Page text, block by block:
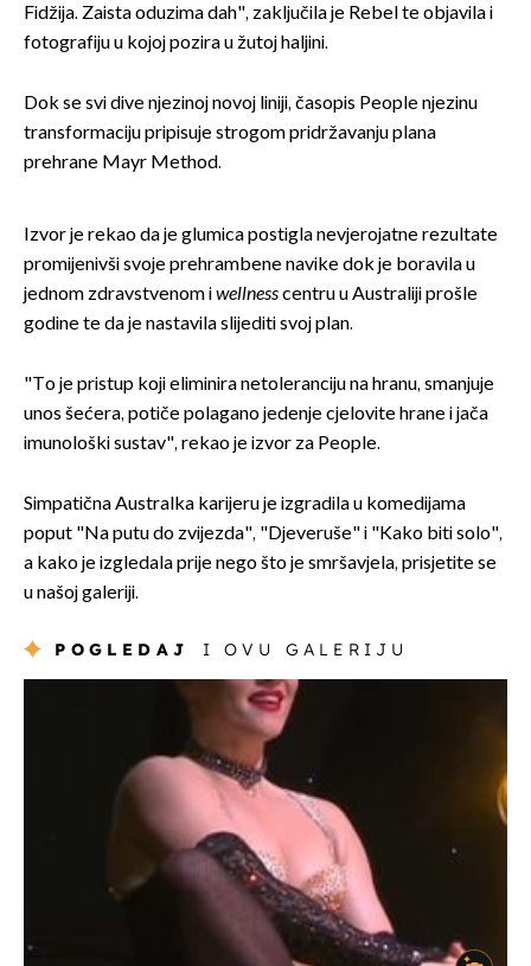
Fidžija. Zaista oduzima dah", zaključila je Rebel te objavila i
fotografiju u kojoj pozira u žutoj haljini.
Dok se svi dive njezinoj novoj liniji, časopis People njezinu
transformaciju pripisuje strogom pridržavanju plana
prehrane Mayr Method.
Izvor je rekao da je glumica postigla nevjerojatne rezultate
promijenivši svoje prehrambene navike dok je boravila u
jednom zdravstvenom iwellnesscentru u Australiji prošle
godine te da je nastavila slijediti svoj plan.
"To je pristup koji eliminira netoleranciju na hranu, smanjuje
unos šećera, potiče polagano jedenje cjelovite hrane i jača
imunološki sustav", rekao je izvor za People.
Simpatična Australka karijeru je izgradila u komedijama
poput "Na putu do zvijezda", "Djeveruše" i "Kako biti solo",
a kako je izgledala prije nego što je smršavjela, prisjetite se
u našoj galeriji.
POGLEDAJ I OVU GALERIJU